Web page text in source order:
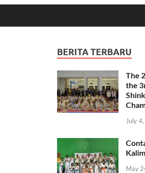
BERITA TERBARU
The
the
July
May